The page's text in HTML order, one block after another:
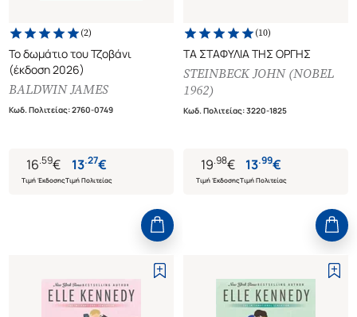
(2)
Το δωμάτιο του Τζοβάνι
(έκδοση 2026)
BALDWIN JAMES
Κωδ. Πολιτείας:2760-0749
16.59€
Τιμή Έκδοσης
13.27€
Τιμή Πολιτείας
(10)
ΤΑ ΣΤΑΦΥΛΙΑ ΤΗΣ ΟΡΓΗΣ
STEINBECK JOHN (NOBEL
1962)
Κωδ. Πολιτείας:3220-1825
19.98€
Τιμή Έκδοσης
13.99€
Τιμή Πολιτείας